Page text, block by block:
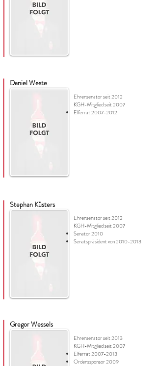
Daniel Weste
Ehrensenator seit 2012
KGH-Mitglied seit 2007
Elferrat2007-2012
Stephan Küsters
Ehrensenator seit 2012
KGH-Mitglied seit 2007
Senator 2010
Senatspräsident von2010-2013
Gregor Wessels
Ehrensenator seit 2013
KGH-Mitglied seit 2007
Elferrat2007-2013
Ordenssponsor 2009